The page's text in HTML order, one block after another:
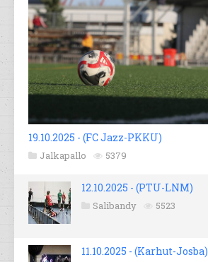
19.10.2025 - (FC Jazz-PKKU)
Jalkapallo 5379
12.10.2025 - (PTU-LNM)
Salibandy 5523
11.10.2025 - (Karhut-Josba)